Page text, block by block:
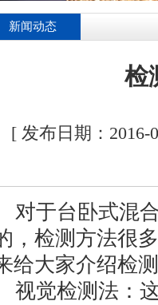
新闻动态
检
[ 发布日期：2016-
对于台卧式混
，检测方法很
给大家介绍检
视觉检测法：